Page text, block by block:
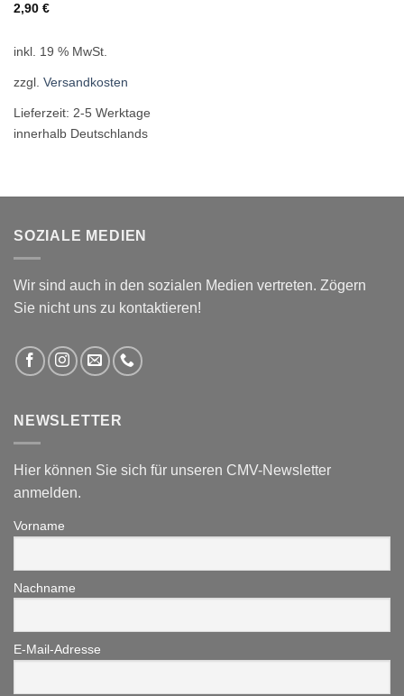
2,90 €
inkl. 19 % MwSt.
zzgl. Versandkosten
Lieferzeit: 2-5 Werktage
innerhalb Deutschlands
SOZIALE MEDIEN
Wir sind auch in den sozialen Medien vertreten. Zögern
Sie nicht uns zu kontaktieren!
NEWSLETTER
Hier können Sie sich für unseren CMV-Newsletter
anmelden.
Vorname
Nachname
E-Mail-Adresse